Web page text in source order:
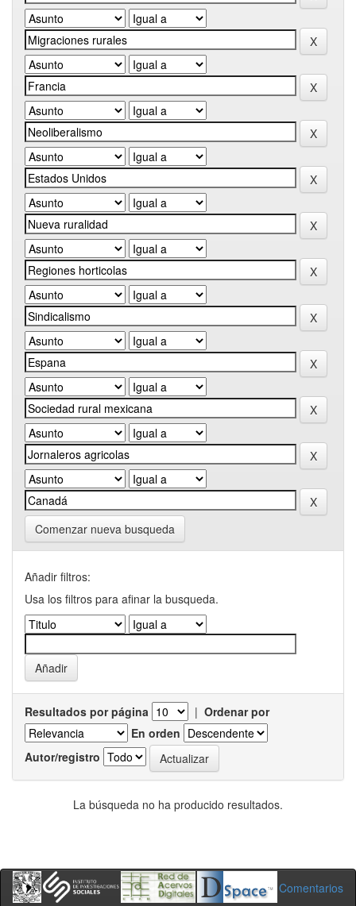
Comenzar nueva busqueda
Añadir filtros:
Usa los filtros para afinar la busqueda.
Resultados por página | Ordenar por
En orden
Autor/registro
La búsqueda no ha producido resultados.
Comentarios